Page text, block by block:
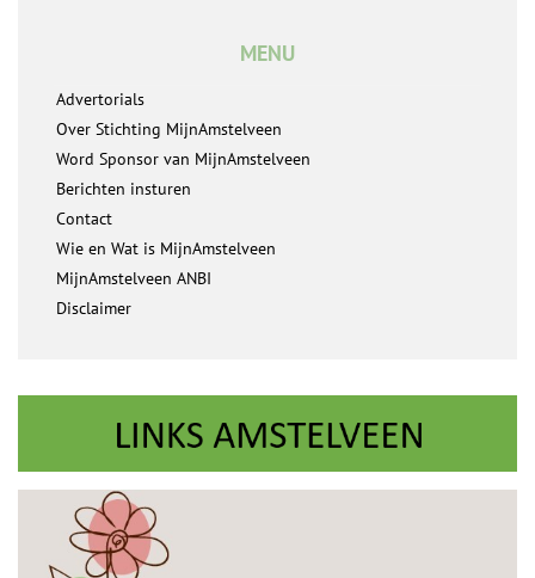
MENU
Advertorials
Over Stichting MijnAmstelveen
Word Sponsor van MijnAmstelveen
Berichten insturen
Contact
Wie en Wat is MijnAmstelveen
MijnAmstelveen ANBI
Disclaimer